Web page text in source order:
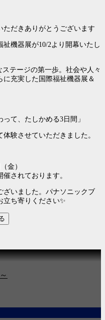
ただきありがとうございます
機器展が10/2より開幕いたし
テージの第一歩。社会や人々
充実した国際福祉機器展＆
て、たしかめる3日間」
験させていただきました。
金）
されております。
いました。パナソニックブ
立ち寄りください✨